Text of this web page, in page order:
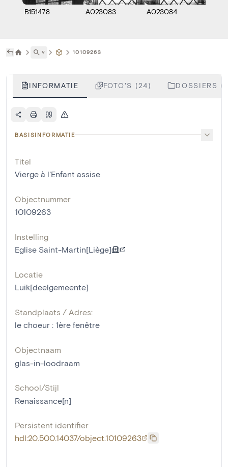
B151478 A023083 A023084
˅ 10109263
INFORMATIE FOTO'S (24) DOSSIERS
BASISINFORMATIE
Titel
Vierge à l'Enfant assise
Objectnummer
10109263
Instelling
Eglise Saint-Martin[Liège]
Locatie
Luik[deelgemeente]
Standplaats / Adres:
le choeur : 1ère fenêtre
Objectnaam
glas-in-loodraam
School/Stijl
Renaissance[n]
Persistent identifier
hdl:20.500.14037/object.10109263